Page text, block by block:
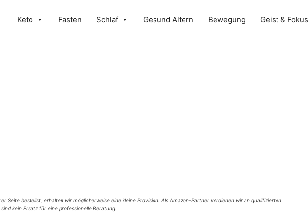
Keto Fasten Schlaf Gesund Altern Bewegung Geist & Fokus
Seite bestellst, erhalten wir möglicherweise eine kleine Provision. Als Amazon-Partner verdienen wir an qualifizierten
kein Ersatz für eine professionelle Beratung.